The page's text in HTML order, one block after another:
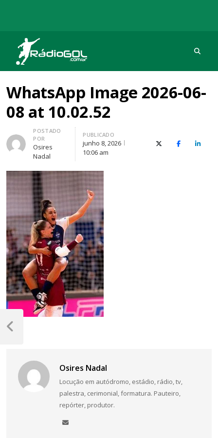
Rádio Gol
Há mais de 20 anos com as melhores coberturas
WhatsApp Image 2026-06-
08 at 10.02.52
Autor
POSTADO
POR
Osires
Nadal
PUBLICADO
junho 8, 2026
10:06 am
X (Twitter)Facebook
O
Osires Nadal
Locução em autódromo, estádio, rádio, tv,
palestra, cerimonial, formatura. Pauteiro,
repórter, produtor.
Navegação
de
Post